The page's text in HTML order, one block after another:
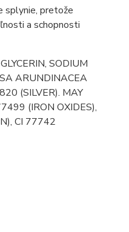
splynie, pretože
a schopnosti
SODIUM
ARUNDINACEA
(SILVER). MAY
(IRON OXIDES),
CI 77742